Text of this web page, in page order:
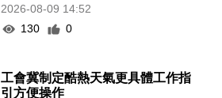
2026-08-09 14:52
130
0
工會冀制定酷熱天氣更具體工作指
引方便操作